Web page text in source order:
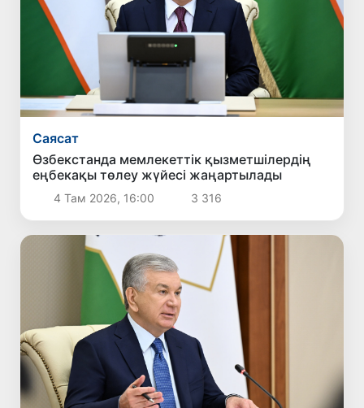
Саясат
Өзбекстанда мемлекеттік қызметшілердің
еңбекақы төлеу жүйесі жаңартылады
4 Там 2026, 16:00 3 316